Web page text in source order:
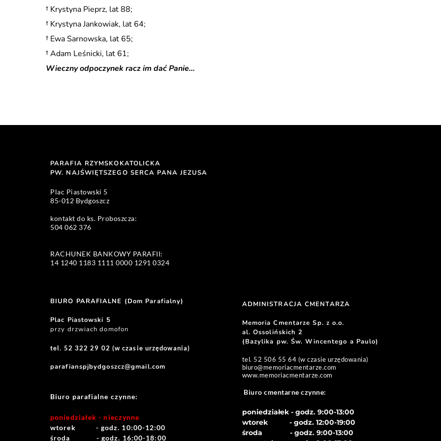
† Krystyna Pieprz, lat 88;
† Krystyna Jankowiak, lat 64;
† Ewa Sarnowska, lat 65;
† Adam Leśnicki, lat 61;
Wieczny odpoczynek racz im dać Panie…
PARAFIA RZYMSKOKATOLICKA
PW. NAJŚWIĘTSZEGO SERCA PANA JEZUSA
Plac Piastowski 5
85-012 Bydgoszcz
kontakt do ks. Proboszcza:
504 062 376
RACHUNEK BANKOWY PARAFII:
14 1240 1183 1111 0000 1291 0324
BIURO PARAFIALNE (Dom Parafialny)
Plac Piastowski 5
przy drzwiach domofon
tel. 52 322 29 02 (w czasie urzędowania)
parafianspjbydgoszcz@gmail.com
Biuro parafialne czynne:
poniedziałek - nieczynne
wtorek          - godz. 10:00-12:00
środa             - godz. 16:00-18:00
ADMINISTRACJA CMENTARZA
Memoria Cmentarze Sp. z o.o.
al. Ossolińskich 2
(Bazylika pw. Św. Wincentego a Paulo)
tel. 52 506 55 64 (w czasie urzędowania)
biuro@memoriacmentarze.com
www.memoriacmentarze.com
Biuro cmentarne czynne:
poniedziałek - godz. 9:00-13:00
wtorek           - godz. 12:00-19:00
środa              - godz. 9:00-13:00